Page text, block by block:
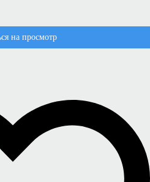
на просмотр